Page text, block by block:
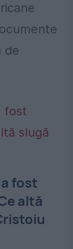
de
fost
altă